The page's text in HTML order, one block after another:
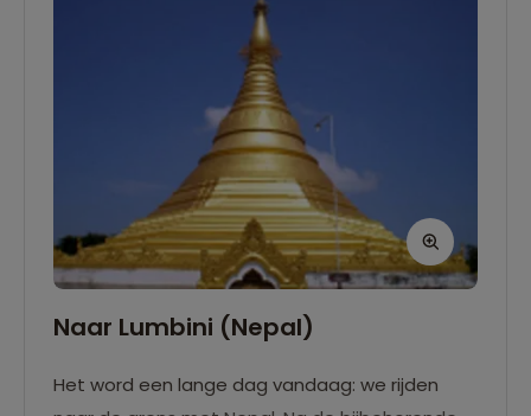
Naar Lumbini (Nepal)
Het word een lange dag vandaag: we rijden